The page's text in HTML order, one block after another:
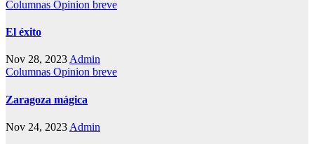
Columnas Opinion breve
El éxito
Nov 28, 2023 Admin
Columnas Opinion breve
Zaragoza mágica
Nov 24, 2023 Admin